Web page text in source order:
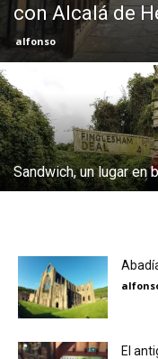
con Alcalá de
alfonso
Sandwich, un lugar en
El